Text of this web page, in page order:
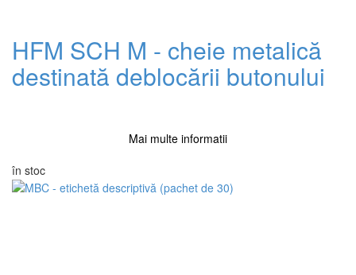
HFM SCH M - cheie metalică
destinată deblocării butonului
Mai multe informatii
în stoc